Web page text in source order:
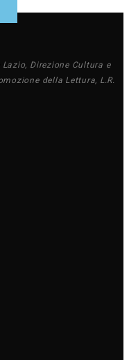
Direzione Cultura e
della Lettura, L.R.